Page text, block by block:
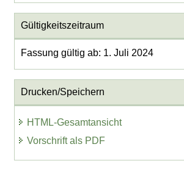
Gültigkeitszeitraum
Fassung gültig ab: 1. Juli 2024
Drucken/Speichern
HTML-Gesamtansicht
Vorschrift als PDF